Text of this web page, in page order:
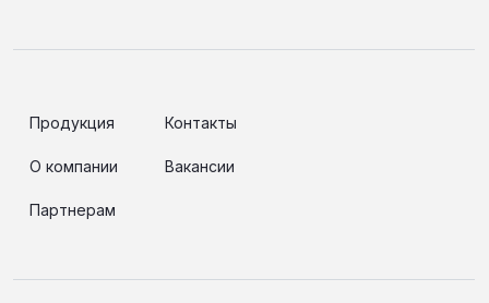
Продукция
О компании
Партнерам
Контакты
Вакансии